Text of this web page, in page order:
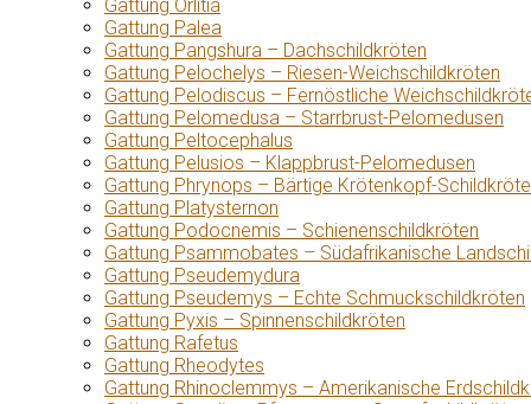
Gattung Orlitia
Gattung Palea
Gattung Pangshura – Dachschildkröten
Gattung Pelochelys – Riesen-Weichschildkröten
Gattung Pelodiscus – Fernöstliche
Gattung Pelomedusa – Starrbrust-Pelomedusen
Gattung Peltocephalus
Gattung Pelusios – Klappbrust-Pelomedusen
Gattung Phrynops – Bärtige Krötenkopf-
Gattung Platysternon
Gattung Podocnemis – Schienenschildkröten
Gattung Psammobates – Südafrikanische
Gattung Pseudemydura
Gattung Pseudemys – Echte Schmuckschildkröten
Gattung Pyxis – Spinnenschildkröten
Gattung Rafetus
Gattung Rheodytes
Gattung Rhinoclemmys – Amerikanische